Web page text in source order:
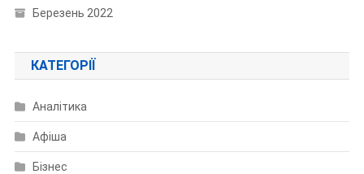
Березень 2022
КАТЕГОРІЇ
Аналітика
Афіша
Бізнес